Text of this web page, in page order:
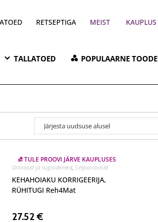
RETSEPTIGA MEIST
TALLATOED POPULAARNE TOODE
⛐ TULE PROOVI JÄRVE KAUPLUSES
Ortoosid ja tugisidemed, Seljaortoosid
KEHAHOIAKU KORRIGEERIJA,
RÜHITUGI Reh4Mat
27.52€